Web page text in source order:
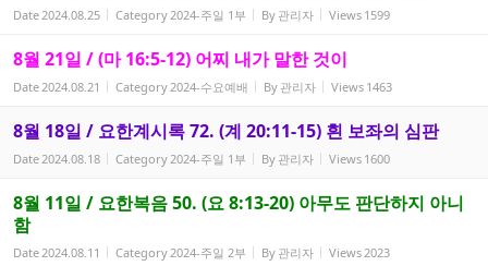
Date2024.08.25 Category2024-주일 1부 By 관리자 Views 1599
8월 21일 / (마 16:5-12) 어찌 내가 말한 것이
Date2024.08.21 Category2024-수요예배 By 관리자 Views 1463
8월 18일 / 요한계시록 72. (계 20:11-15) 흰 보좌의 심판
Date2024.08.18 Category2024-주일 1부 By 관리자 Views 1600
8월 11일 / 요한복음 50. (요 8:13-20) 아무도 판단하지 아니
함
Date2024.08.11 Category2024-주일 2부 By 관리자 Views2023